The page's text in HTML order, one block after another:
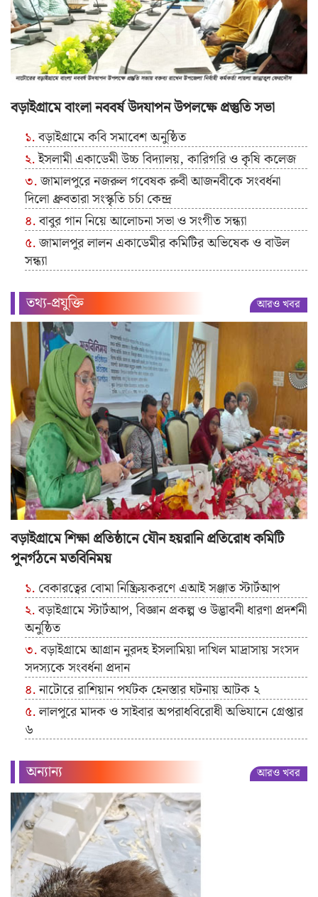
বড়াইগ্রামে বাংলা নববর্ষ উদযাপন উপলক্ষে প্রস্তুতি সভা
বড়াইগ্রামে কবি সমাবেশ অনুষ্ঠিত
ইসলামী একাডেমী উচ্চ বিদ্যালয়, কারিগরি ও কৃষি কলেজ
জামালপুরে নজরুল গবেষক রুবী আজনবীকে সংবর্ধনা
দিলো ধ্রুবতারা সংস্কৃতি চর্চা কেন্দ্র
বাবুর গান নিয়ে আলোচনা সভা ও সংগীত সন্ধ্যা
জামালপুর লালন একাডেমীর কমিটির অভিষেক ও বাউল
সন্ধ্যা
তথ্য-প্রযুক্তি আরও খবর
বড়াইগ্রামে শিক্ষা প্রতিষ্ঠানে যৌন হয়রানি প্রতিরোধ কমিটি
পুনর্গঠনে মতবিনিময়
বেকারত্বের বোমা নিষ্ক্রিয়করণে এআই সঞ্জাত স্টার্টআপ
বড়াইগ্রামে স্টার্টআপ, বিজ্ঞান প্রকল্প ও উদ্ভাবনী ধারণা প্রদর্শনী
অনুষ্ঠিত
বড়াইগ্রামে আগ্রান নুরদহ ইসলামিয়া দাখিল মাদ্রাসায় সংসদ
সদস্যকে সংবর্ধনা প্রদান
নাটোরে রাশিয়ান পর্যটক হেনস্তার ঘটনায় আটক ২
লালপুরে মাদক ও সাইবার অপরাধবিরোধী অভিযানে গ্রেপ্তার
৬
অন্যান্য আরও খবর